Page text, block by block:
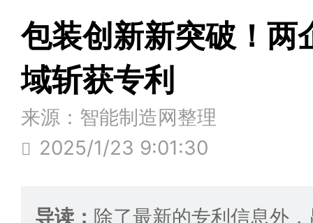
包装创新新突破！两
域斩获专利
来源：智能制造网整理
2025/1/23 9:01:30
导读： 除了最新的专利信息外